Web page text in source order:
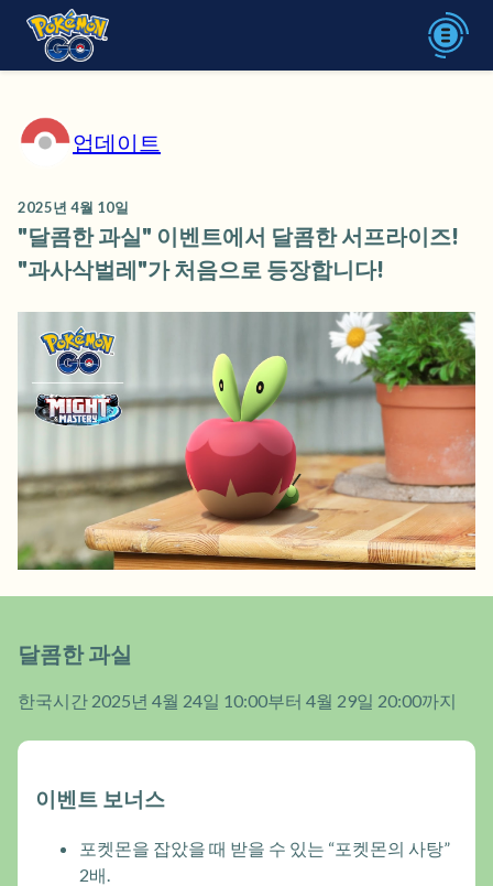
업데이트
2025년 4월 10일
"달콤한 과실" 이벤트에서 달콤한 서프라이즈!
"과사삭벌레"가 처음으로 등장합니다!
달콤한 과실
한국시간 2025년 4월 24일 10:00부터 4월 29일 20:00까지
이벤트 보너스
포켓몬을 잡았을 때 받을 수 있는 “포켓몬의 사탕”
2배.